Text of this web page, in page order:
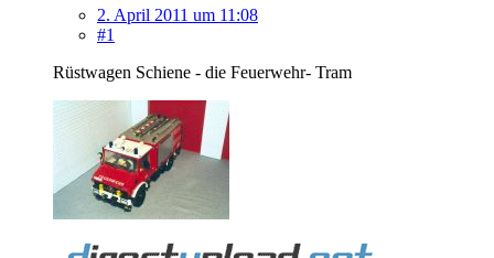
2. April 2011 um 11:08
#1
Rüstwagen Schiene - die Feuerwehr- Tram